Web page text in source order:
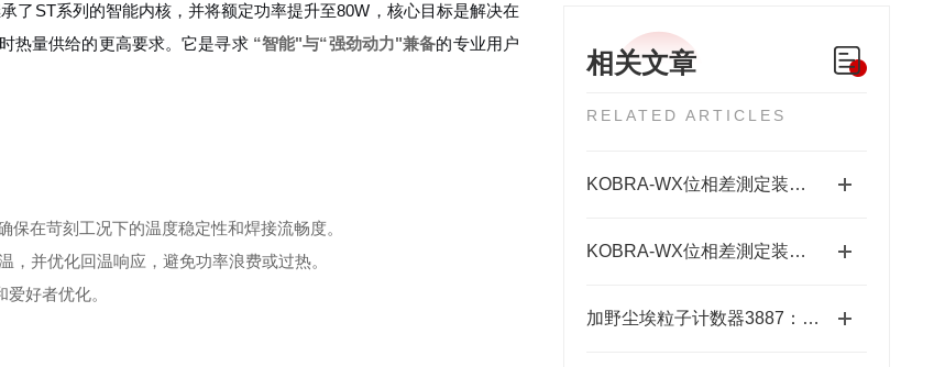
相关文章
RELATED ARTICLES
KOBRA-WX位相差測定装置：高精度光学相位测量的关键技术解析
KOBRA-WX位相差測定装置技术原理：让“相位”变成“光强”
加野尘埃粒子计数器3887：洁净环境监测的“眼睛”
了ST系列的智能内核，并将额定功率提升至80W，核心目标是解决在
热量供给的更高要求。它是寻求 “智能"与“强劲动力"兼备的专业用户
在苛刻工况下的温度稳定性和焊接流畅度。
，并优化回温响应，避免功率浪费或过热。
好者优化。